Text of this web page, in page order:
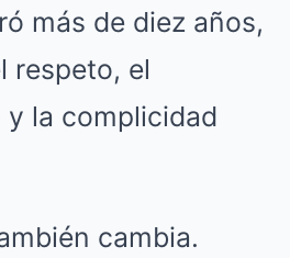
más de diez años,
respeto, el
la complicidad
cambia.